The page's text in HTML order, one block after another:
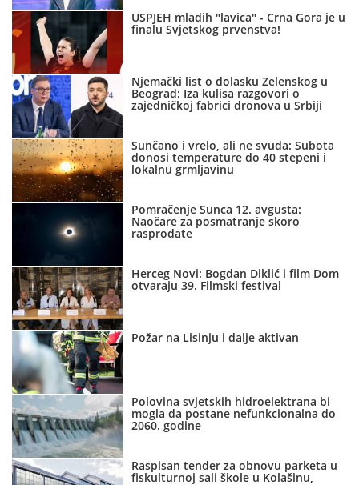
USPJEH mladih "lavica" - Crna Gora je u
finalu Svjetskog prvenstva!
Njemački list o dolasku Zelenskog u
Beograd: Iza kulisa razgovori o
zajedničkoj fabrici dronova u Srbiji
Sunčano i vrelo, ali ne svuda: Subota
donosi temperature do 40 stepeni i
lokalnu grmljavinu
Pomračenje Sunca 12. avgusta:
Naočare za posmatranje skoro
rasprodate
Herceg Novi: Bogdan Diklić i film Dom
otvaraju 39. Filmski festival
Požar na Lisinju i dalje aktivan
Polovina svjetskih hidroelektrana bi
mogla da postane nefunkcionalna do
2060. godine
Raspisan tender za obnovu parketa u
fiskulturnoj sali škole u Kolašinu,